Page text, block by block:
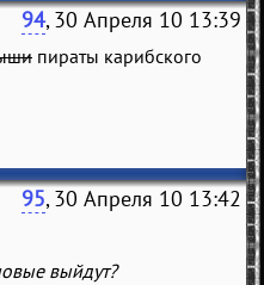
94, 30 Апреля 10 13:39
пираты карибского
95, 30 Апреля 10 13:42
выйдут?